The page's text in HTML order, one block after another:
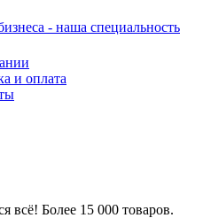
- наша специальность
и оплата
всё! Более 15 000 товаров.